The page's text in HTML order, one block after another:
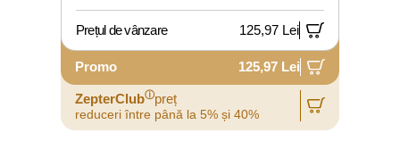
Prețul de vânzare 125,97 Lei
Promo 125,97 Lei
ZepterClubⓘpreț
reduceri între până la 5% și 40%